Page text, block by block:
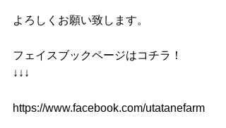
よろしくお願い致します。
フェイスブックページはコチラ！
↓↓↓
https://www.facebook.com/utatanefarm